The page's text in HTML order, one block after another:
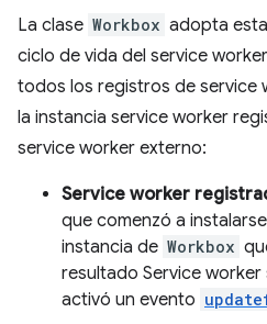
La clase Workbox adopta
ciclo de vida del service
todos los registros de service
la instancia service worker
service worker externo:
Service worker
que comenzó a
instancia de Workbox
resultado Service worker
activó un evento